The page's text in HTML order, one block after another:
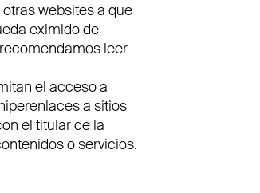
websites a que
eximido de
leer
el acceso a
a sitios
el titular de la
o servicios.